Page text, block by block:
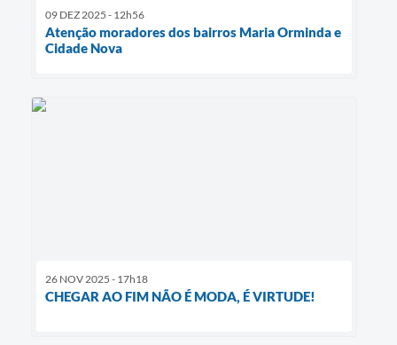
09 DEZ 2025 - 12h56
Atenção moradores dos bairros Maria Orminda e
Cidade Nova
26 NOV 2025 - 17h18
CHEGAR AO FIM NÃO É MODA, É VIRTUDE!